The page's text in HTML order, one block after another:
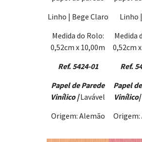
Linho | Bege Claro
Medida do Rolo:
0,52cm x 10,00m
Ref. 5424-01
Papel de Parede
Vinílico |Lavável
Origem: Alemão
Linho
Medida
0,52cm
Ref.
Papel
Vinílico|
Origem: